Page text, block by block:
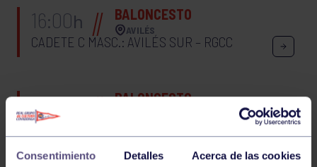
Consentimiento Detalles Acerca de las cookies
16:00h BALONCESTO
AVILÉS
CADETE C MASC.: AVILÉS SUR – RGCC
16:00h BALONCESTO
CADETE A FEM.: RGCC – PUMARÍN